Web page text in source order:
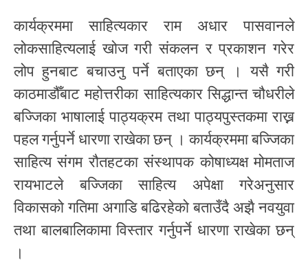
कार्यक्रममा साहित्यकार राम अधार पासवानले
लोकसाहित्यलाई खोज गरी संकलन र प्रकाशन गरेर
लोप हुनबाट बचाउनु पर्ने बताएका छन् । यसै गरी
काठमाडौँबाट महोत्तरीका साहित्यकार सिद्धान्त चौधरीले
बज्जिका भाषालाई पाठ्यक्रम तथा पाठ्यपुस्तकमा राख्न
पहल गर्नुपर्ने धारणा राखेका छन् । कार्यक्रममा बज्जिका
साहित्य संगम रौतहटका संस्थापक कोषाध्यक्ष मोमताज
रायभाटले बज्जिका साहित्य अपेक्षा गरेअनुसार
विकासको गतिमा अगाडि बढिरहेको बताउँदै अझै नवयुवा
तथा बालबालिकामा विस्तार गर्नुपर्ने धारणा राखेका छन्
।